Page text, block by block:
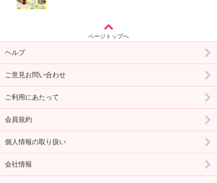
ページトップへ
ヘルプ
ご意見お問い合わせ
ご利用にあたって
会員規約
個人情報の取り扱い
会社情報